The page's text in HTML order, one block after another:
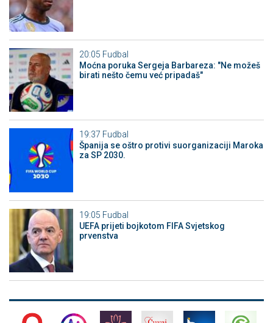
20:05 Fudbal
Moćna poruka Sergeja Barbareza: "Ne možeš
birati nešto čemu već pripadaš"
19:37 Fudbal
Španija se oštro protivi suorganizaciji Maroka
za SP 2030.
19:05 Fudbal
UEFA prijeti bojkotom FIFA Svjetskog
prvenstva